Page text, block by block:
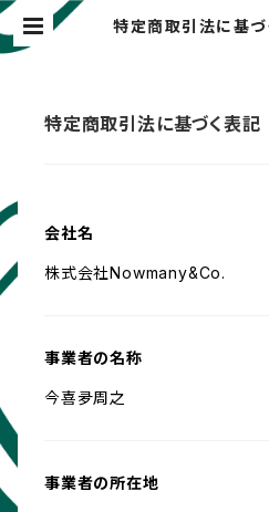
特定商取引法に基
特定商取引法に基づく表記
会社名
株式会社Nowmany&Co.
事業者の名称
今喜夛周之
事業者の所在地